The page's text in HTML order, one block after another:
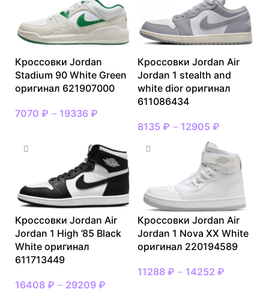
Кроссовки Jordan
Stadium 90 White Green
оригинал 621907000
7070 ₽ – 19336 ₽
Кроссовки Jordan Air
Jordan 1 stealth and
white dior оригинал
611086434
8135 ₽ – 12905 ₽
Кроссовки Jordan Air
Jordan 1 High ’85 Black
White оригинал
611713449
16408 ₽ – 29209 ₽
Кроссовки Jordan Air
Jordan 1 Nova XX White
оригинал 220194589
11288 ₽ – 14252 ₽